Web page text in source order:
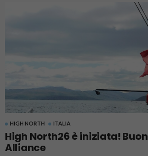
HIGH NORTH ITALIA
High North26 è iniziata!
Alliance